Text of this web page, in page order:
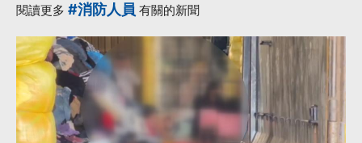
閱讀更多 #消防人員 有關的新聞